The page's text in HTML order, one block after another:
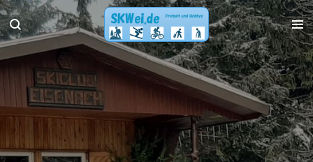
Zum
Hauptinhalt
springen